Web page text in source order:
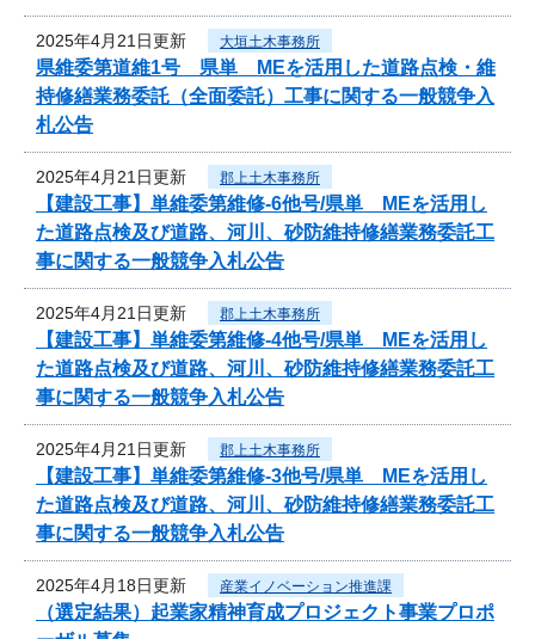
2025年4月21日更新 大垣土木事務所
県維委第道維1号 県単 MEを活用した道路点検・維
持修繕業務委託（全面委託）工事に関する一般競争入
札公告
2025年4月21日更新 郡上土木事務所
【建設工事】単維委第維修‐6他号/県単 MEを活用し
た道路点検及び道路、河川、砂防維持修繕業務委託工
事に関する一般競争入札公告
2025年4月21日更新 郡上土木事務所
【建設工事】単維委第維修‐4他号/県単 MEを活用し
た道路点検及び道路、河川、砂防維持修繕業務委託工
事に関する一般競争入札公告
2025年4月21日更新 郡上土木事務所
【建設工事】単維委第維修‐3他号/県単 MEを活用し
た道路点検及び道路、河川、砂防維持修繕業務委託工
事に関する一般競争入札公告
2025年4月18日更新 産業イノベーション推進課
（選定結果）起業家精神育成プロジェクト事業プロポ